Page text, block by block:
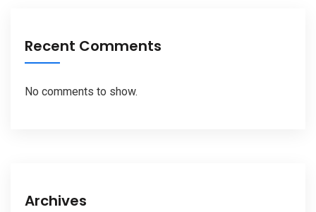
Recent Comments
No comments to show.
Archives